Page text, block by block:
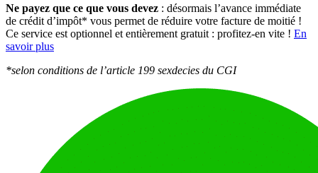
Ne payez que ce que vous devez : désormais l’avance immédiate
de crédit d’impôt* vous permet de réduire votre facture de moitié !
Ce service est optionnel et entièrement gratuit : profitez-en vite ! En
savoir plus
*selon conditions de l’article 199 sexdecies du CGI